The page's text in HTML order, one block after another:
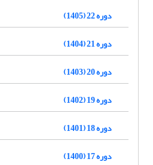
دوره 22 (1405)
دوره 21 (1404)
دوره 20 (1403)
دوره 19 (1402)
دوره 18 (1401)
دوره 17 (1400)